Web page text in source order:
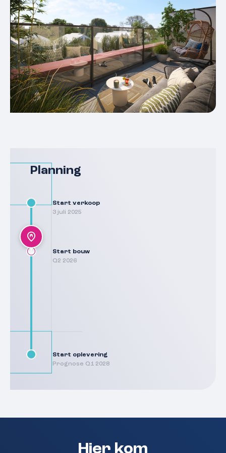
Planning
Start verkoop
3 juli 2025
Start bouw
Q2 2026
Start oplevering
Prognose Q1 2028
Hier kom